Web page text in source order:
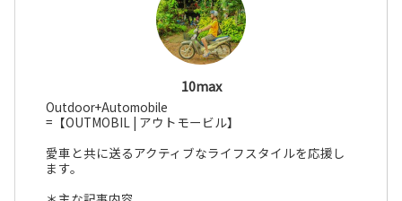
10max
Outdoor+Automobile
=【OUTMOBIL | アウトモービル】
愛車と共に送るアクティブなライフスタイルを応援し
ます。